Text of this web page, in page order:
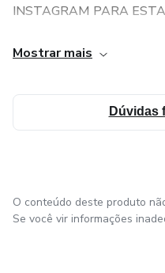
INSTAGRAM PARA
👊🏼 Perfil descontraído
🍀 Autoconhecimento é
E-mail:
Mostrar mais
Dúvidas
O conteúdo deste produto
Se você vir informações